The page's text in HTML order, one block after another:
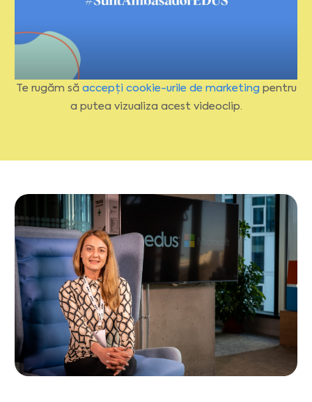
Te rugăm să accepți cookie-urile de marketing pentru
a putea vizualiza acest videoclip.